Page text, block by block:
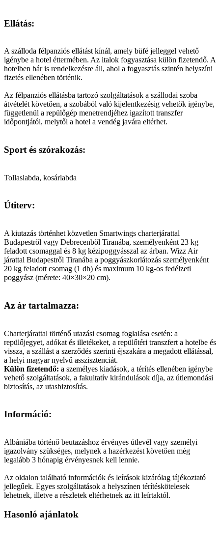
Ellátás:
A szálloda félpanziós ellátást kínál, amely büfé jelleggel vehető
igénybe a hotel éttermében. Az italok fogyasztása külön fizetendő. A
hotelben bár is rendelkezésre áll, ahol a fogyasztás szintén helyszíni
fizetés ellenében történik.
Az félpanziós ellátásba tartozó szolgáltatások a szállodai szoba
átvételét követően, a szobából való kijelentkezésig vehetők igénybe,
függetlenül a repülőgép menetrendjéhez igazított transzfer
időpontjától, melytől a hotel a vendég javára eltérhet.
Sport és szórakozás:
Tollaslabda, kosárlabda
Útiterv:
A kiutazás történhet közvetlen Smartwings charterjárattal
Budapestről vagy Debrecenből Tiranába, személyenként 23 kg
feladott csomaggal és 8 kg kézipoggyásszal az árban. Wizz Air
járattal Budapestről Tiranába a poggyászkorlátozás személyenként
20 kg feladott csomag (1 db) és maximum 10 kg-os fedélzeti
poggyász (mérete: 40×30×20 cm).
Az ár tartalmazza:
Charterjárattal történő utazási csomag foglalása esetén: a
repülőjegyet, adókat és illetékeket, a repülőtéri transzfert a hotelbe és
vissza, a szállást a szerződés szerinti éjszakára a megadott ellátással,
a helyi magyar nyelvű asszisztenciát.
Külön fizetendő: a személyes kiadások, a térítés ellenében igénybe
vehető szolgáltatások, a fakultatív kirándulások díja, az útlemondási
biztosítás, az utasbiztosítás.
Információ:
Albániába történő beutazáshoz érvényes útlevél vagy személyi
igazolvány szükséges, melynek a hazérkezést követően még
legalább 3 hónapig érvényesnek kell lennie.
Az oldalon található információk és leírások kizárólag tájékoztató
jellegűek. Egyes szolgáltatások a helyszínen térítéskötelesek
lehetnek, illetve a részletek eltérhetnek az itt leírtaktól.
Hasonló ajánlatok